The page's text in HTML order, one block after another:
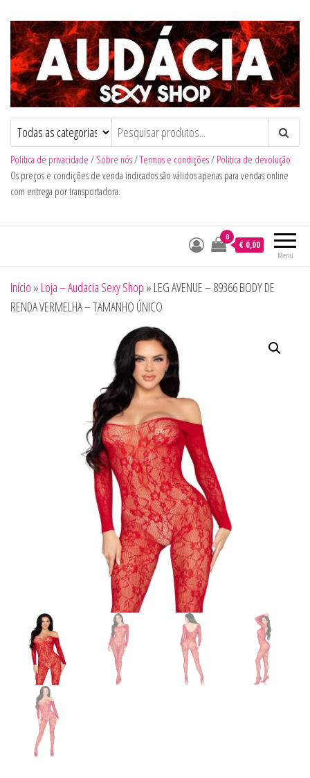
Audacia Sexy Shop
Politica de privacidade / Sobre nós/Termos e condições/ Politica de devolução
Os preços e condições de venda indicados são válidos apenas para vendas online
com entrega por transportadora.
Menu
0
€ 0,00
Início » Loja – Audacia Sexy Shop » LEG AVENUE – 89366 BODY DE
RENDA VERMELHA – TAMANHO ÚNICO